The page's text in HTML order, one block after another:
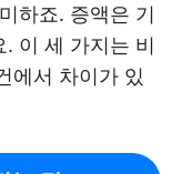
하죠. 증액은 기
이 세 가지는 비
에서 차이가 있